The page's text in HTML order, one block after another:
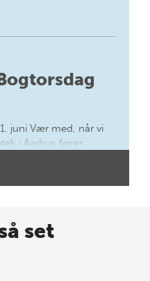
juni Vær med, når vi
i Aarhus fejrer
sommer-
set